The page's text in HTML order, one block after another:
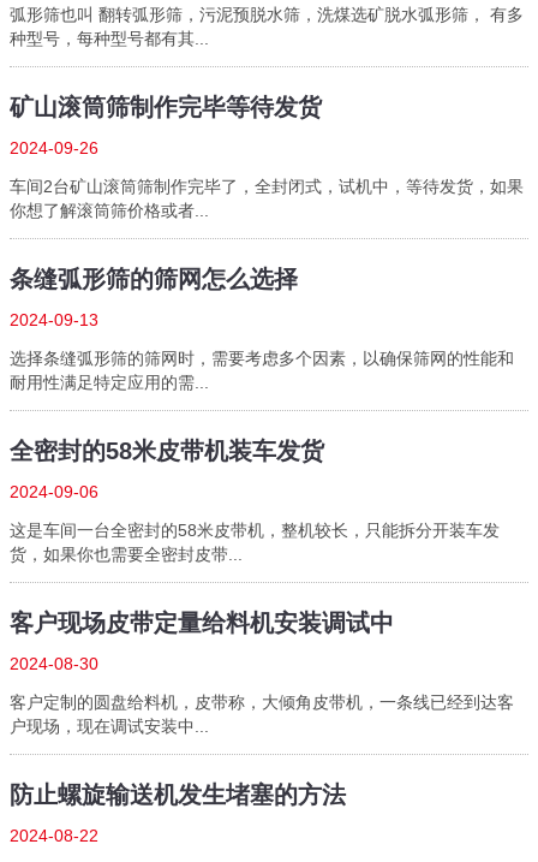
弧形筛也叫 翻转弧形筛，污泥预脱水筛，洗煤选矿脱水弧形筛， 有多
种型号，每种型号都有其...
矿山滚筒筛制作完毕等待发货
2024-09-26
车间2台矿山滚筒筛制作完毕了，全封闭式，试机中，等待发货，如果
你想了解滚筒筛价格或者...
条缝弧形筛的筛网怎么选择
2024-09-13
选择条缝弧形筛的筛网时，需要考虑多个因素，以确保筛网的性能和
耐用性满足特定应用的需...
全密封的58米皮带机装车发货
2024-09-06
这是车间一台全密封的58米皮带机，整机较长，只能拆分开装车发
货，如果你也需要全密封皮带...
客户现场皮带定量给料机安装调试中
2024-08-30
客户定制的圆盘给料机，皮带称，大倾角皮带机，一条线已经到达客
户现场，现在调试安装中...
防止螺旋输送机发生堵塞的方法
2024-08-22